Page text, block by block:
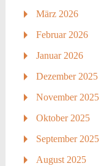
März 2026
Februar 2026
Januar 2026
Dezember 2025
November 2025
Oktober 2025
September 2025
August 2025